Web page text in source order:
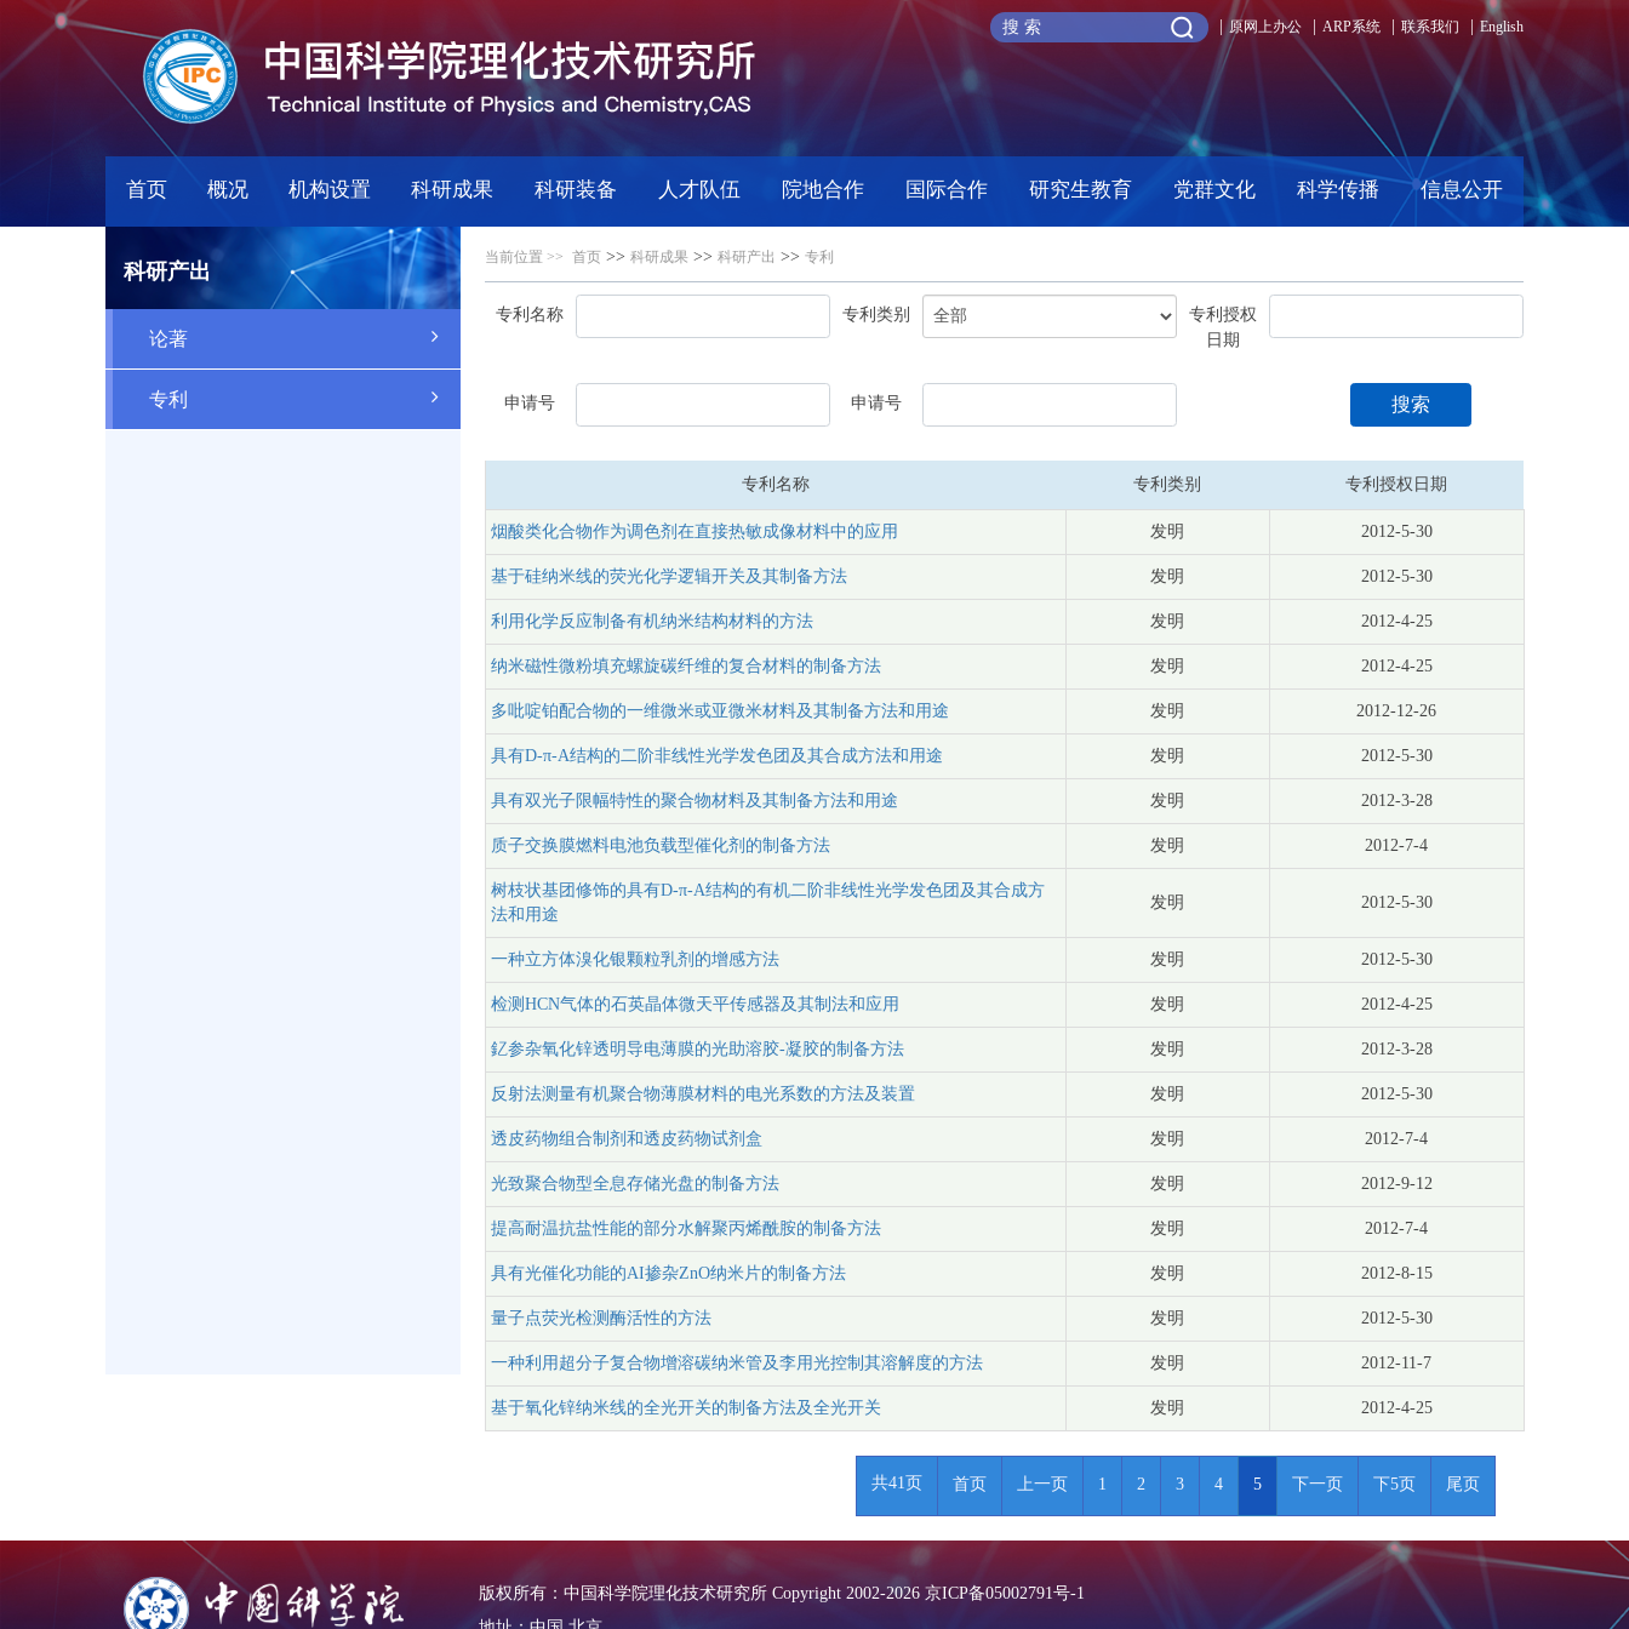
原网上办公 ARP系统 联系我们 English
首页 概况 机构设置 科研成果 科研装备 人才队伍 院地合作 国际合作 研究生教育 党群文化 科学传播 信息公开
科研产出
论著
专利
当前位置 >> 首页>> 科研成果>> 科研产出 >> 专利
专利名称 专利类别
专利授权
日期
申请号 申请号 搜索
专利名称 专利类别 专利授权日期
烟酸类化合物作为调色剂在直接热敏成像材料中的应用 发明 2012-5-30
基于硅纳米线的荧光化学逻辑开关及其制备方法 发明 2012-5-30
利用化学反应制备有机纳米结构材料的方法 发明 2012-4-25
纳米磁性微粉填充螺旋碳纤维的复合材料的制备方法 发明 2012-4-25
多吡啶铂配合物的一维微米或亚微米材料及其制备方法和用途 发明 2012-12-26
具有D-π-A结构的二阶非线性光学发色团及其合成方法和用途 发明 2012-5-30
具有双光子限幅特性的聚合物材料及其制备方法和用途 发明 2012-3-28
质子交换膜燃料电池负载型催化剂的制备方法 发明 2012-7-4
树枝状基团修饰的具有D-π-A结构的有机二阶非线性光学发色团及其合成方
法和用途
发明 2012-5-30
一种立方体溴化银颗粒乳剂的增感方法 发明 2012-5-30
检测HCN气体的石英晶体微天平传感器及其制法和应用 发明 2012-4-25
釔参杂氧化锌透明导电薄膜的光助溶胶-凝胶的制备方法 发明 2012-3-28
反射法测量有机聚合物薄膜材料的电光系数的方法及装置 发明 2012-5-30
透皮药物组合制剂和透皮药物试剂盒 发明 2012-7-4
光致聚合物型全息存储光盘的制备方法 发明 2012-9-12
提高耐温抗盐性能的部分水解聚丙烯酰胺的制备方法 发明 2012-7-4
具有光催化功能的AI掺杂ZnO纳米片的制备方法 发明 2012-8-15
量子点荧光检测酶活性的方法 发明 2012-5-30
一种利用超分子复合物增溶碳纳米管及李用光控制其溶解度的方法 发明 2012-11-7
基于氧化锌纳米线的全光开关的制备方法及全光开关 发明 2012-4-25
共41页 首页 上一页 1 2 3 4 5 下一页 下5页 尾页
版权所有：中国科学院理化技术研究所 Copyright 2002-2026 京ICP备05002791号-1